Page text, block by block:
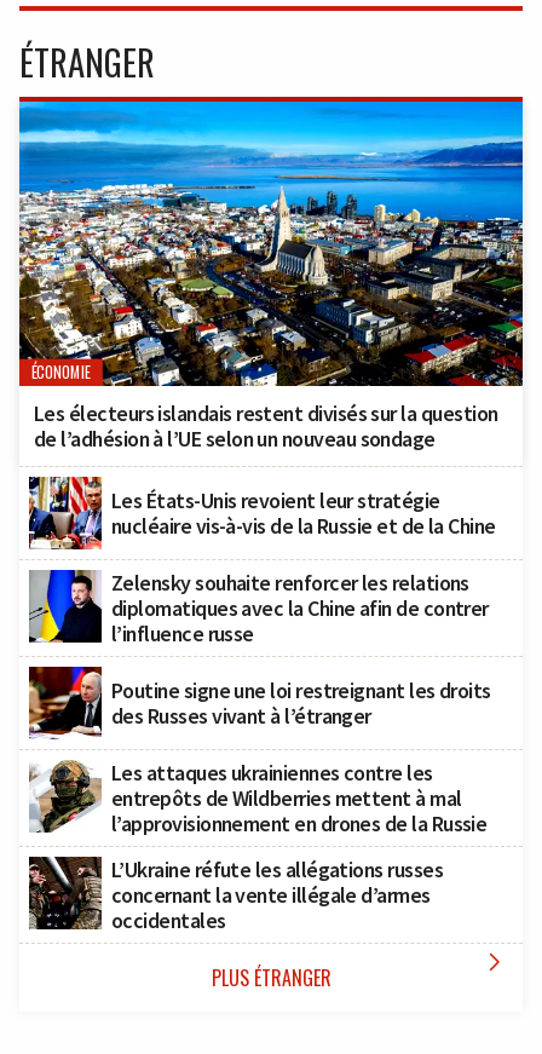
ÉTRANGER
ÉCONOMIE
Les électeurs islandais restent divisés sur la question
de l’adhésion à l’UE selon un nouveau sondage
Les États-Unis revoient leur stratégie
nucléaire vis-à-vis de la Russie et de la Chine
Zelensky souhaite renforcer les relations
diplomatiques avec la Chine afin de contrer
l’influence russe
Poutine signe une loi restreignant les droits
des Russes vivant à l’étranger
Les attaques ukrainiennes contre les
entrepôts de Wildberries mettent à mal
l’approvisionnement en drones de la Russie
L’Ukraine réfute les allégations russes
concernant la vente illégale d’armes
occidentales
PLUS ÉTRANGER 